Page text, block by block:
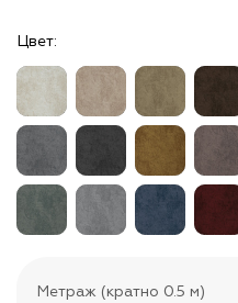
Цвет:
Метраж (кратно 0.5 м)